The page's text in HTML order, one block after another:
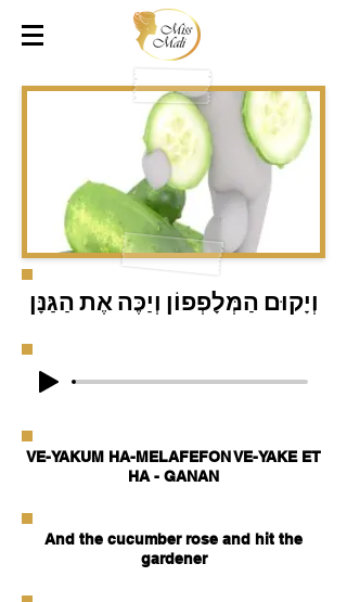
וְיָקוּם הַמְּלָפְפוֹן וְיַכֶּה אֶת הַגַּנָּן
VE-YAKUM HA-MELAFEFON VE-YAKE ET
HA - GANAN
And the cucumber rose and hit the
gardener